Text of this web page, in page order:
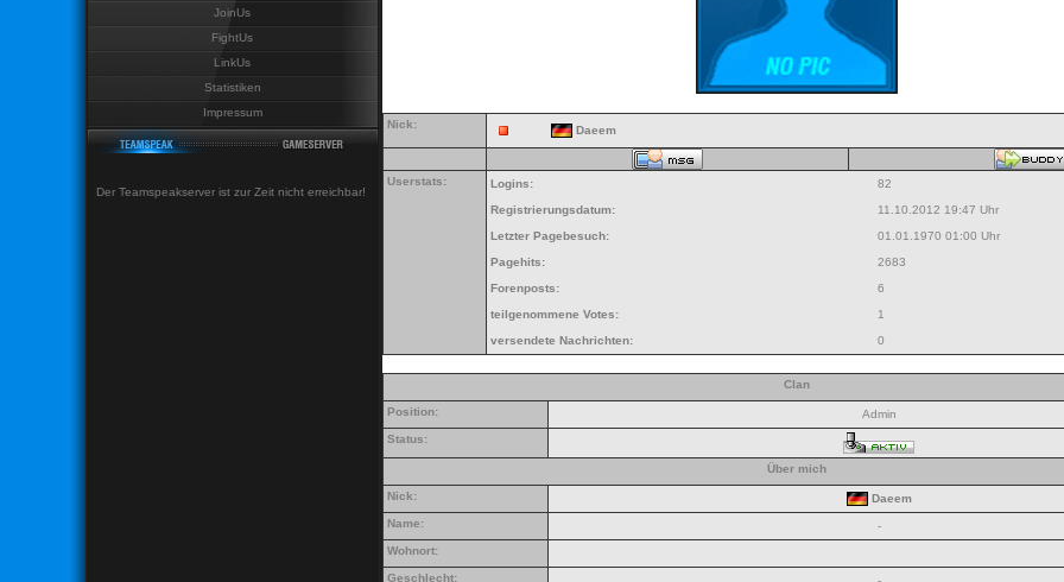
JoinUs
FightUs
LinkUs
Statistiken
Impressum
Der Teamspeakserver ist zur Zeit nicht erreichbar!
Nick: Daeem
Userstats: Logins:
82
Registrierungsdatum:
11.10.2012 19:47 Uhr
Letzter Pagebesuch:
01.01.1970 01:00 Uhr
Pagehits:
2683
Forenposts:
6
teilgenommene Votes:
1
versendete Nachrichten:
0
Clan
Position:
Admin
Status:
Über mich
Nick:
Daeem
Name:
-
Wohnort:
Geschlecht: